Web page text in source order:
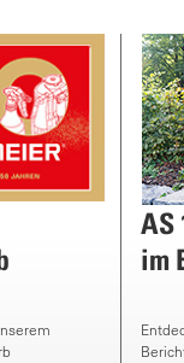
AS
im